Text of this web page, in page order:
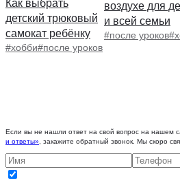
Как выбрать
детский трюковый
самокат ребёнку
#хобби#после уроков
воздухе для
и всей семьи
#после уроков
Если вы не нашли ответ на свой вопрос на нашем
и ответы», закажите обратный звонок. Мы скоро